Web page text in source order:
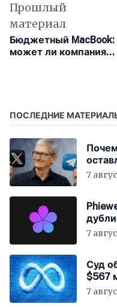
Прошлый
материал
Бюджетный MacBook:
может ли компания
ПОСЛЕДНИЕ
7
7
Суд
$567
7